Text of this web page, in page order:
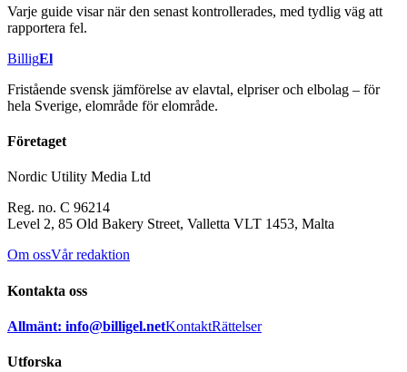
Varje guide visar när den senast kontrollerades, med tydlig väg att
rapportera fel.
BilligEl
Fristående svensk jämförelse av elavtal, elpriser och elbolag – för
hela Sverige, elområde för elområde.
Företaget
Nordic Utility Media Ltd
Reg. no. C 96214
Level 2, 85 Old Bakery Street, Valletta VLT 1453, Malta
Om ossVår redaktion
Kontakta oss
Allmänt: info@billigel.netKontaktRättelser
Utforska